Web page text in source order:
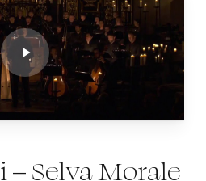
Selva Morale